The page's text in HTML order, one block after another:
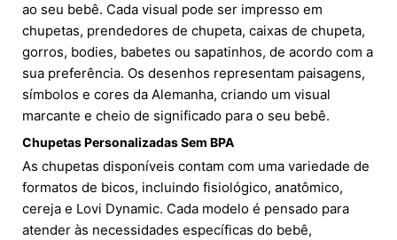
ao seu bebê. Cada visual pode ser impresso em
chupetas, prendedores de chupeta, caixas de chupeta,
gorros, bodies, babetes ou sapatinhos, de acordo com a
sua preferência. Os desenhos representam paisagens,
símbolos e cores da Alemanha, criando um visual
marcante e cheio de significado para o seu bebê.
Chupetas Personalizadas Sem BPA
As chupetas disponíveis contam com uma variedade de
formatos de bicos, incluindo fisiológico, anatômico,
cereja e Lovi Dynamic. Cada modelo é pensado para
atender às necessidades específicas do bebê,